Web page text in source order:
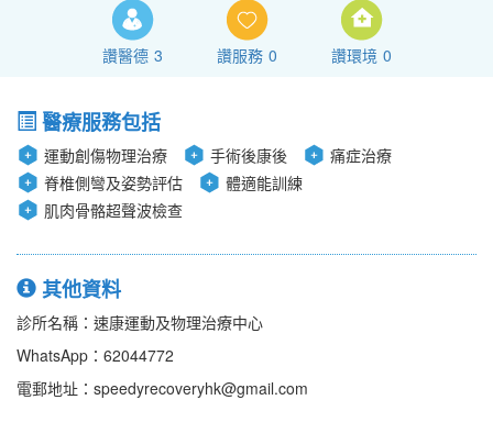
讚醫德 3 讚服務 0 讚環境 0
醫療服務包括
運動創傷物理治療 手術後康後
痛症治療
脊椎側彎及姿勢評估
體適能訓練
肌肉骨骼超聲波檢查
其他資料
診所名稱：速康運動及物理治療中心
WhatsApp：62044772
電郵地址：speedyrecoveryhk@gmail.com